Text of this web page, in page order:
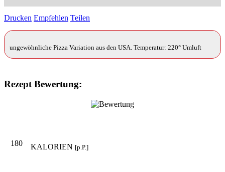
Drucken Empfehlen Teilen
ungewöhnliche Pizza Variation aus den USA. Temperatur: 220° Umluft
Rezept Bewertung:
180 KALORIEN [p.P.]